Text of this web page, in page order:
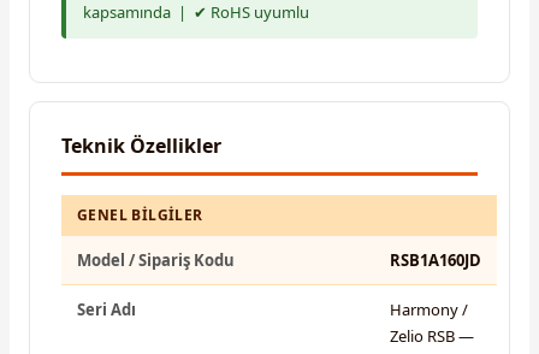
kapsamında | ✔ RoHS uyumlu
Teknik Özellikler
GENEL BILGILER
Model / Sipariş Kodu RSB1A160JD
Seri Adı
Harmony /
Zelio RSB —